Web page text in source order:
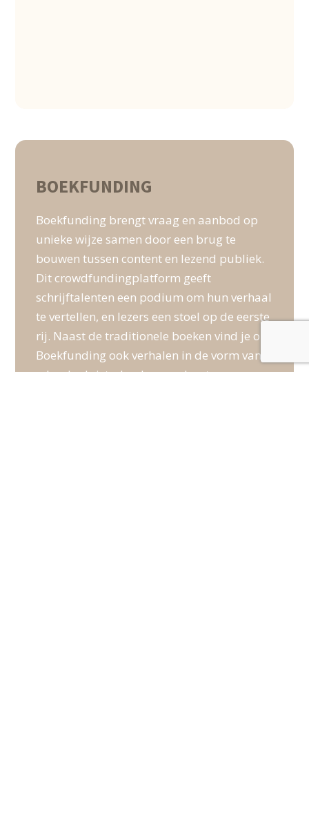
BOEKFUNDING
Boekfunding brengt vraag en aanbod op
unieke wijze samen door een brug te
bouwen tussen content en lezend publiek.
Dit crowdfundingplatform geeft
schrijftalenten een podium om hun verhaal
te vertellen, en lezers een stoel op de eerste
rij. Naast de traditionele boeken vind je op
Boekfunding ook verhalen in de vorm van
e-books, luisterboeken, podcasts en